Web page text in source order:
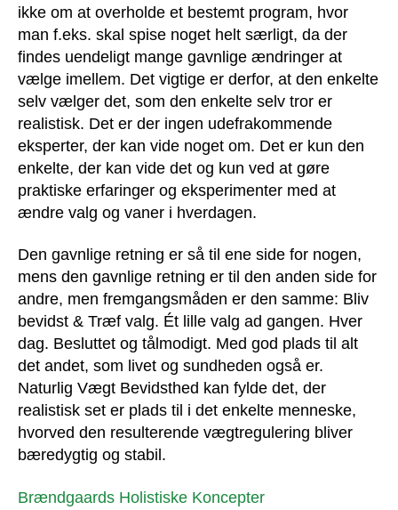
ikke om at overholde et bestemt program, hvor
man f.eks. skal spise noget helt særligt, da der
findes uendeligt mange gavnlige ændringer at
vælge imellem. Det vigtige er derfor, at den enkelte
selv vælger det, som den enkelte selv tror er
realistisk. Det er der ingen udefrakommende
eksperter, der kan vide noget om. Det er kun den
enkelte, der kan vide det og kun ved at gøre
praktiske erfaringer og eksperimenter med at
ændre valg og vaner i hverdagen.
Den gavnlige retning er så til ene side for nogen,
mens den gavnlige retning er til den anden side for
andre, men fremgangsmåden er den samme: Bliv
bevidst & Træf valg. Ét lille valg ad gangen. Hver
dag. Besluttet og tålmodigt. Med god plads til alt
det andet, som livet og sundheden også er.
Naturlig Vægt Bevidsthed kan fylde det, der
realistisk set er plads til i det enkelte menneske,
hvorved den resulterende vægtregulering bliver
bæredygtig og stabil.
Brændgaards Holistiske Koncepter